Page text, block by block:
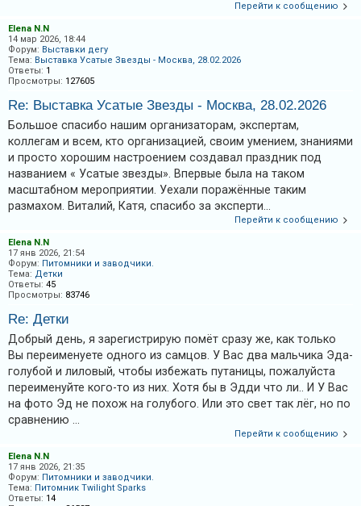
Перейти к сообщению
Elena N.N
14 мар 2026, 18:44
Форум: Выставки дегу
Тема: Выставка Усатые Звезды - Москва, 28.02.2026
Ответы: 1
Просмотры: 127605
Re: Выставка Усатые Звезды - Москва, 28.02.2026
Большое спасибо нашим организаторам, экспертам,
коллегам и всем, кто организацией, своим умением, знаниями
и просто хорошим настроением создавал праздник под
названием « Усатые звезды». Впервые была на таком
масштабном мероприятии. Уехали поражённые таким
размахом. Виталий, Катя, спасибо за эксперти...
Перейти к сообщению
Elena N.N
17 янв 2026, 21:54
Форум: Питомники и заводчики.
Тема: Детки
Ответы: 45
Просмотры: 83746
Re: Детки
Добрый день, я зарегистрирую помёт сразу же, как только
Вы переименуете одного из самцов. У Вас два мальчика Эда-
голубой и лиловый, чтобы избежать путаницы, пожалуйста
переименуйте кого-то из них. Хотя бы в Эдди что ли.. И У Вас
на фото Эд не похож на голубого. Или это свет так лёг, но по
сравнению ...
Перейти к сообщению
Elena N.N
17 янв 2026, 21:35
Форум: Питомники и заводчики.
Тема: Питомник Twilight Sparks
Ответы: 14